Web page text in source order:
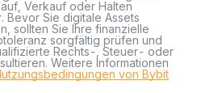
Verkauf oder Halten
Bevor Sie digitale Assets
sollten Sie Ihre finanzielle
sorgfältig prüfen und
Rechts-, Steuer- oder
Weitere Informationen
von Bybit